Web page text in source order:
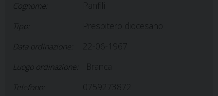
Cognome:
Tipo: Presbitero diocesano
Data ordinazione: 22-06-1967
Luogo ordinazione:
Telefono: 0759273872